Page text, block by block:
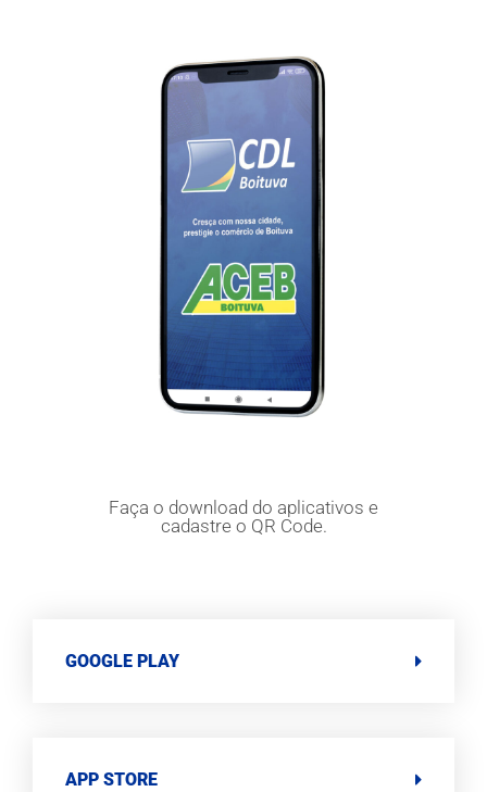
Faça o download do aplicativos e
cadastre o QR Code.
GOOGLE PLAY
APP STORE